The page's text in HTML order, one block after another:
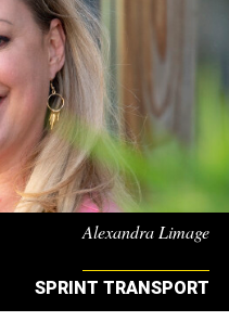
Alexandra Limage
SPRINT TRANSPORT